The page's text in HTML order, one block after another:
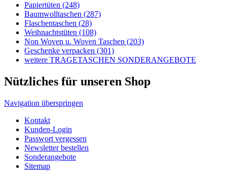
Navigation überspringen
Kontakt
Kunden-Login
Passwort vergessen
Sonderangebote
Sitemap
Rechtliches
Navigation überspringen
Impressum
AGB's
Lieferungen-Zahlungsbedingungen
Datenschutzbestimmungen